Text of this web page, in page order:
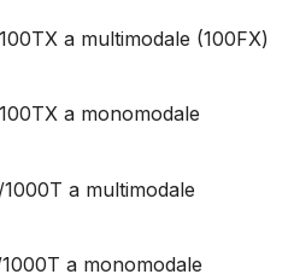
a multimodale (100FX)
a monomodale
a multimodale
a monomodale